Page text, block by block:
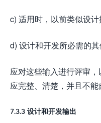
c) 适用时，以前类似设计
d) 设计和开发所必需的其
应对这些输入进行评审
应完整、清楚，并且不能
7.3.3 设计和开发输出